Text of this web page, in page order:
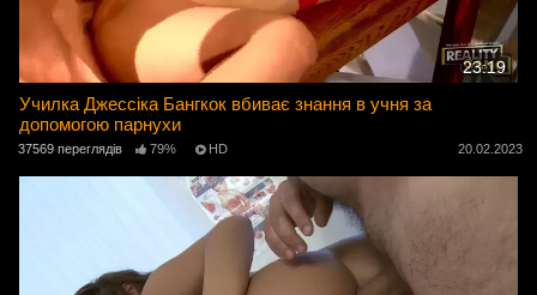
23:19
Училка Джессіка Бангкок вбиває знання в учня за
допомогою парнухи
37569 переглядів 79% HD 20.02.2023